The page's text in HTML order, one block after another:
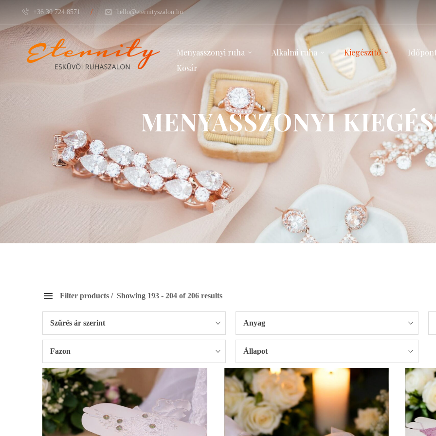
+36 30 724 8571 / hello@eternityszalon.hu
Menyasszonyi ruha Alkalmi ruha Kiegészítő
Kosár
MENYASSZONYI
Filter products Showing 193 - 204 of 206 results
Szűrés ár szerint Anyag
Fazon Állapot